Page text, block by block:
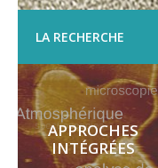
LA RECHERCHE
APPROCHES
INTÉGRÉES